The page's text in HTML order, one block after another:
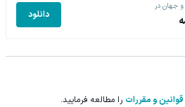
و جهان در
دانلود
قوانین و مقررات را مطالعه فرمایید.